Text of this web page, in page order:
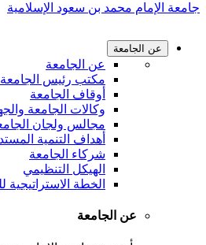
جامعة الإمام محمد بن سعود الإسلامية
عن الجامعة
عن الجامعة
مكتب رئيس الجامعة
أوقاف الجامعة
وكالات الجامعة
مجالس ولجان
أهداف التنمية
شركاء الجامعة
الهيكل التنظيمي
الخطة الاستراتيجية
عن الجامعة